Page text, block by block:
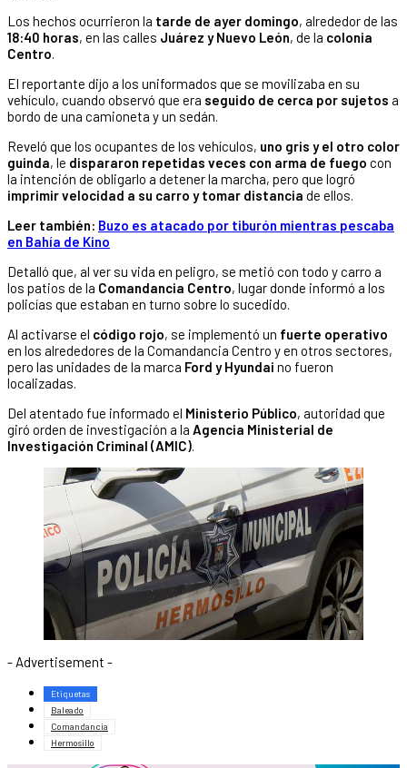
Los hechos ocurrieron la tarde de ayer domingo, alrededor de las
18:40 horas, en las calles Juárez y Nuevo León, de la colonia
Centro.
El reportante dijo a los uniformados que se movilizaba en su
vehículo, cuando observó que era seguido de cerca por sujetos a
bordo de una camioneta y un sedán.
Reveló que los ocupantes de los vehículos, uno gris y el otro color
guinda, le dispararon repetidas veces con arma de fuego con
la intención de obligarlo a detener la marcha, pero que logró
imprimir velocidad a su carro y tomar distancia de ellos.
Leer también: Buzo es atacado por tiburón mientras pescaba
en Bahía de Kino
Detalló que, al ver su vida en peligro, se metió con todo y carro a
los patios de la Comandancia Centro, lugar donde informó a los
policías que estaban en turno sobre lo sucedido.
Al activarse el código rojo, se implementó un fuerte operativo
en los alrededores de la Comandancia Centro y en otros sectores,
pero las unidades de la marca Ford y Hyundai no fueron
localizadas.
Del atentado fue informado el Ministerio Público, autoridad que
giró orden de investigación a la Agencia Ministerial de
Investigación Criminal (AMIC).
- Advertisement -
Etiquetas
Baleado
Comandancia
Hermosillo